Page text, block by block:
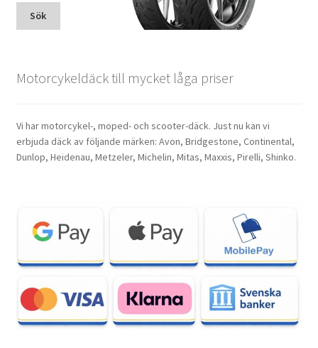
Sök
Motorcykeldäck till mycket låga priser
Vi har motorcykel-, moped- och scooter-däck. Just nu kan vi
erbjuda däck av följande märken: Avon, Bridgestone, Continental,
Dunlop, Heidenau, Metzeler, Michelin, Mitas, Maxxis, Pirelli, Shinko.